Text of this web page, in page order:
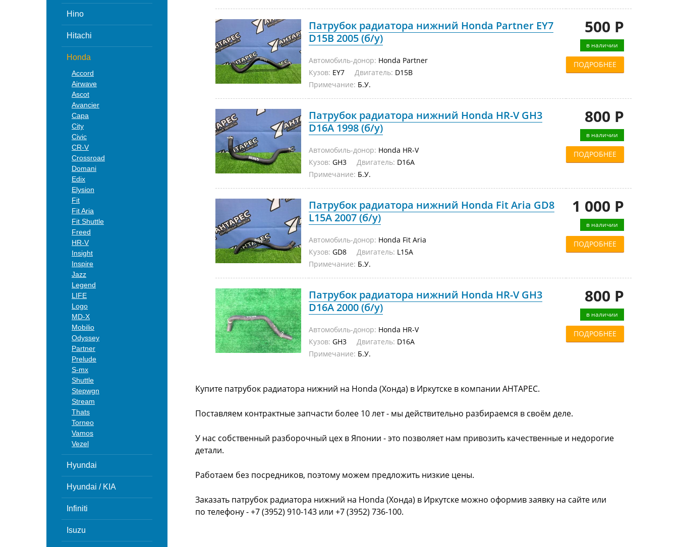
Hino
Hitachi
Honda
Accord
Airwave
Ascot
Avancier
Capa
City
Civic
CR-V
Crossroad
Domani
Edix
Elysion
Fit
Fit Aria
Fit Shuttle
Freed
HR-V
Insight
Inspire
Jazz
Legend
LIFE
Logo
MD-X
Mobilio
Odyssey
Partner
Prelude
S-mx
Shuttle
Stepwgn
Stream
Thats
Torneo
Vamos
Vezel
Hyundai
Hyundai / KIA
Infiniti
Isuzu
Патрубок радиатора нижний Honda Partner EY7
D15B 2005 (б/у)
Автомобиль-донор: Honda Partner
Кузов: EY7 Двигатель: D15B
Примечание: Б.У.
500 Р
в наличии
ПОДРОБНЕЕ
Патрубок радиатора нижний Honda HR-V GH3
D16A 1998 (б/у)
Автомобиль-донор: Honda HR-V
Кузов: GH3 Двигатель: D16A
Примечание: Б.У.
800 Р
в наличии
ПОДРОБНЕЕ
Патрубок радиатора нижний Honda Fit Aria GD8
L15A 2007 (б/у)
Автомобиль-донор: Honda Fit Aria
Кузов: GD8 Двигатель: L15A
Примечание: Б.У.
1 000 Р
в наличии
ПОДРОБНЕЕ
Патрубок радиатора нижний Honda HR-V GH3
D16A 2000 (б/у)
Автомобиль-донор: Honda HR-V
Кузов: GH3 Двигатель: D16A
Примечание: Б.У.
800 Р
в наличии
ПОДРОБНЕЕ
Купите патрубок радиатора нижний на Honda (Хонда) в Иркутске в компании АНТАРЕС.
Поставляем контрактные запчасти более 10 лет - мы действительно разбираемся в своём деле.
У нас собственный разборочный цех в Японии - это позволяет нам привозить качественные и недорогие
детали.
Работаем без посредников, поэтому можем предложить низкие цены.
Заказать патрубок радиатора нижний на Honda (Хонда) в Иркутске можно оформив заявку на сайте или
по телефону - +7 (3952) 910-143 или +7 (3952) 736-100.